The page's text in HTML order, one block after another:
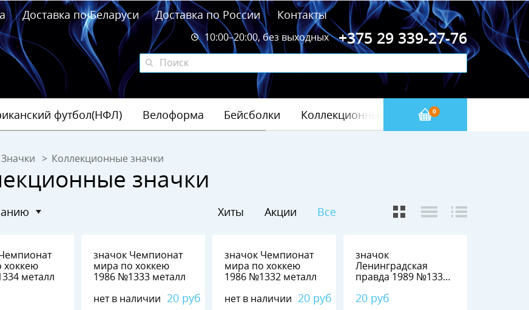
Доставка по Беларуси Доставка по России Контакты
+375 29 339-27-76
10:00–20:00, без выходных
0
футбол(НФЛ) Велоформа Бейсболки Коллекционные значки
Значки Коллекционные значки
значки
Хиты Акции Все
1986 №1334 металл
значок Чемпионат
мира по хоккею
1986 №1333 металл
нет в наличии 20 руб
значок Чемпионат
мира по хоккею
1986 №1332 металл
нет в наличии 20 руб
значок
Ленинградская
правда 1989 №1331
20 руб